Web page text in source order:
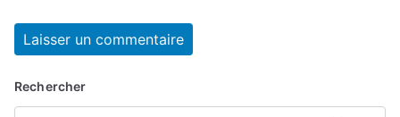
Rechercher